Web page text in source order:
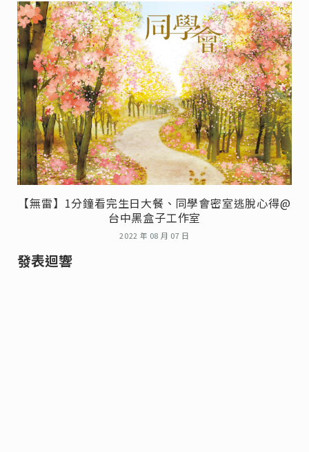
【無雷】1分鐘看完生日大餐、同學會密室逃脫心得@
台中黑盒子工作室
2022 年 08 月 07 日
發表迴響